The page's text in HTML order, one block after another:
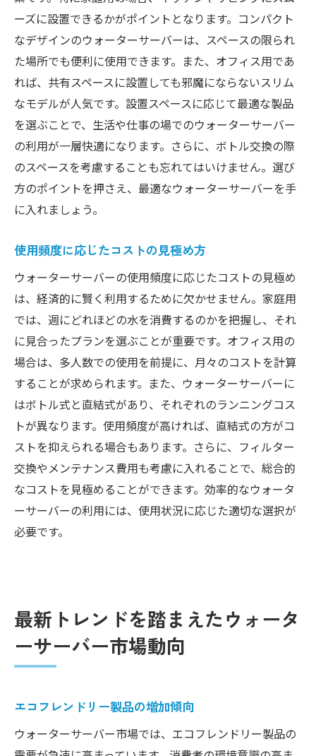
ーズに設置できるかがポイントとなります。コンパクト
なデザインのウォーターサーバーは、スペースの限られ
た場所でも便利に使用できます。また、オフィス用であ
れば、共有スペースに設置しても邪魔にならないスリム
なモデルが人気です。設置スペースに応じて最適な製品
を選ぶことで、生活や仕事の場でのウォーターサーバー
の利用が一層快適になります。さらに、ボトル交換の際
のスペースを考慮することも忘れてはいけません。選び
方のポイントを押さえ、最適なウォーターサーバーを手
に入れましょう。
使用頻度に応じたコストの見極め方
ウォーターサーバーの使用頻度に応じたコストの見極め
は、経済的に賢く利用するために欠かせません。家庭用
では、週にどれほどの水を消費するのかを把握し、それ
に見合ったプランを選ぶことが重要です。オフィス用の
場合は、多人数での使用を前提に、月々のコストを計算
することが求められます。また、ウォーターサーバーに
はボトル式と直結式があり、それぞれのランニングコス
トが異なります。使用頻度が高ければ、直結式の方がコ
ストを抑えられる場合もあります。さらに、フィルター
交換やメンテナンス費用も考慮に入れることで、総合的
なコストを見極めることができます。効率的なウォータ
ーサーバーの利用には、使用状況に応じた適切な選択が
必要です。
最新トレンドを踏まえたウォータ
ーサーバー市場動向
エコフレンドリー製品の増加傾向
ウォーターサーバー市場では、エコフレンドリー製品の